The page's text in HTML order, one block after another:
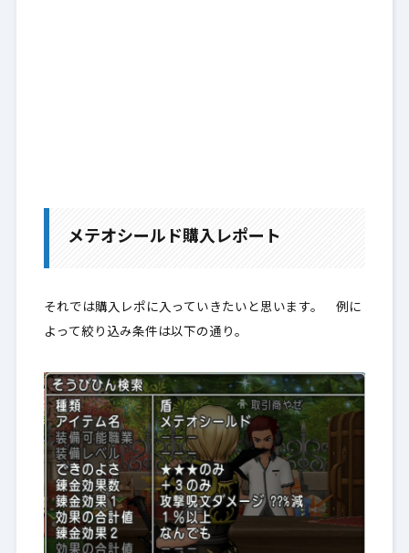
メテオシールド購入レポート
それでは購入レポに入っていきたいと思います。 例に
よって絞り込み条件は以下の通り。